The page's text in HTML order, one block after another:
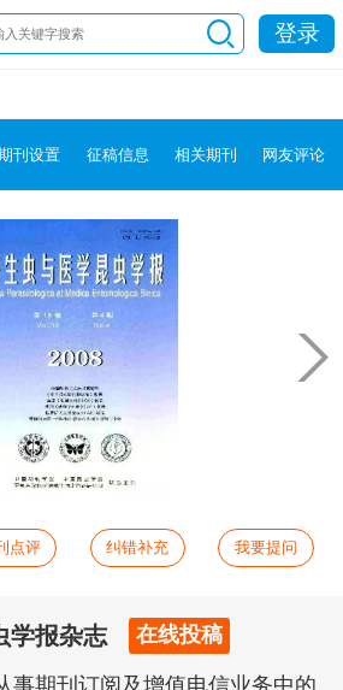
登录
刊设置 征稿信息 相关期刊 网友评论
点评 纠错补充 我要提问
学报杂志 在线投稿